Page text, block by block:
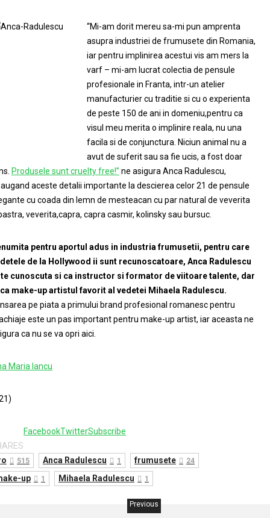
“Mi-am dorit mereu sa-mi pun amprenta
asupra industriei de frumusete din Romania,
iar pentru implinirea acestui vis am mers la
varf – mi-am lucrat colectia de pensule
profesionale in Franta, intr-un atelier
manufacturier cu traditie si cu o experienta
de peste 150 de ani in domeniu,pentru ca
visul meu merita o implinire reala, nu una
facila si de conjunctura. Niciun animal nu a
avut de suferit sau sa fie ucis, a fost doar
Produsele sunt cruelty free!” ne asigura Anca Radulescu,
aceste detalii importante la descierea celor 21 de pensule
cu coada din lemn de mesteacan cu par natural de veverita
veverita,capra, capra casmir, kolinsky sau bursuc.
pentru aportul adus in industria frumusetii, pentru care
de la Hollywood ii sunt recunoscatoare, Anca Radulescu
cunoscuta si ca instructor si formator de viitoare talente, dar
make-up artistul favorit al vedetei Mihaela Radulescu.
pe piata a primului brand profesional romanesc pentru
este un pas important pentru make-up artist, iar aceasta ne
ca nu se va opri aici.
Maria Iancu
FacebookTwitterSubscribe
515 Anca Radulescu 1 frumusete 24
up 1 Mihaela Radulescu 1
Previous